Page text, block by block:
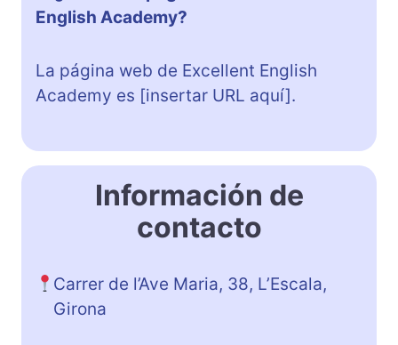
English Academy?
La página web de Excellent English
Academy es [insertar URL aquí].
Información de
contacto
Carrer de l’Ave Maria, 38, L’Escala,
Girona